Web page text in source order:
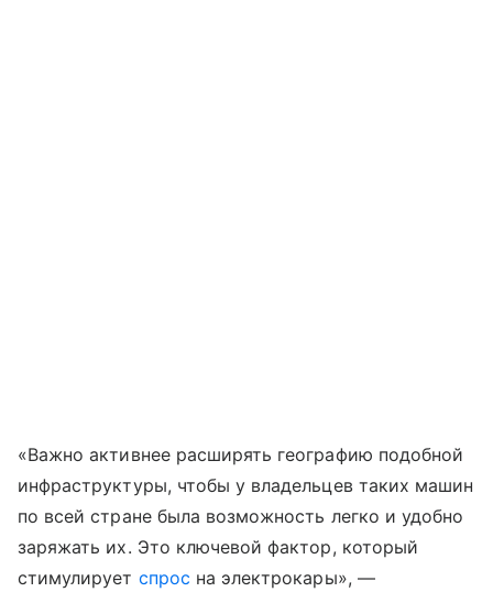
«Важно активнее расширять географию подобной
инфраструктуры, чтобы у владельцев таких машин
по всей стране была возможность легко и удобно
заряжать их. Это ключевой фактор, который
стимулирует спрос на электрокары», —